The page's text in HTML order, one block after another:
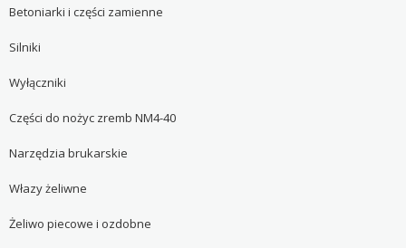
Betoniarki i części zamienne
Silniki
Wyłączniki
Części do nożyc zremb NM4-40
Narzędzia brukarskie
Włazy żeliwne
Żeliwo piecowe i ozdobne